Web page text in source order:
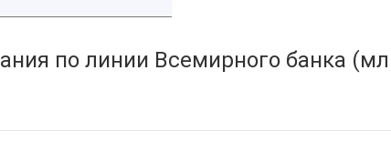
по линии Всемирного банка